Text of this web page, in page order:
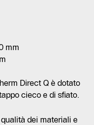
mm
Direct Q è dotato
cieco e di sfiato.
dei materiali e